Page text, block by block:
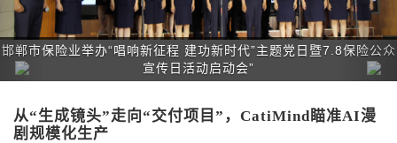
邯郸市保险业举办“唱响新征程 建功新时代”主题党日暨7.8保险公众
宣传日活动启动会”
从“生成镜头”走向“交付项目”，CatiMind瞄准AI漫
剧规模化生产